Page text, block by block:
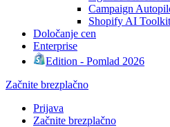
Campaign
Shopify AI
Določanje cen
Enterprise
Edition - Pomlad 2026
Začnite brezplačno
Prijava
Začnite brezplačno